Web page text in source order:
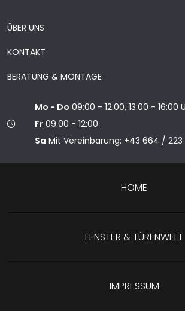
ÜBER UNS
KONTAKT
BERATUNG & MONTAGE
Mo - Do 09:00 - 12:00, 13:00 - 16:00
Fr 09:00 - 12:00
Sa Mit Vereinbarung: +43 664 / 223
HOME
FENSTER & TÜRENWELT
IMPRESSUM